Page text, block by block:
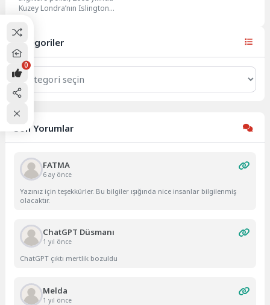
Kuzey Londra’nın Islington
Alexander Sloley hakkında bilgi
sağlayanlara 10...
Kategoriler
Kategoriler
Son Yorumlar
FATMA
6 ay önce
Yazınız için teşekkürler. Bu bilgiler ışığında nice insanlar bilgilenmiş
olacaktır.
ChatGPT Düsmanı
1 yıl önce
ChatGPT çıktı mertlik bozuldu
Melda
1 yıl önce
0